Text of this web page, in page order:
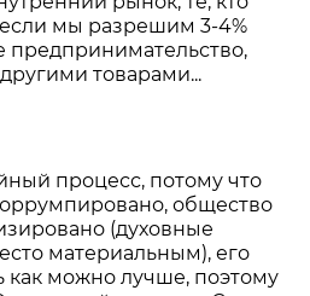
если мы разрешим 3-4%
предпринимательст­во,
товарами...
процесс, потому что
общество
(духовные
материальным), его
как можно лучше, поэтому